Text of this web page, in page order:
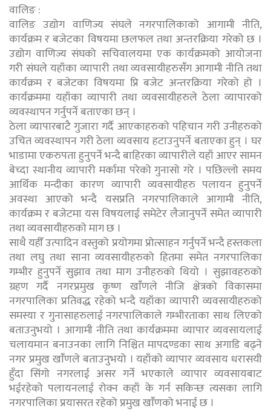
वालिङ :
वालिङ उद्योग वाणिज्य संघले नगरपालिकाको आगामी नीति,
कार्यक्रम र बजेटका विषयमा छलफल तथा अन्तरक्रिया गरेको छ ।
उद्योग वाणिज्य संघको सचिवालयमा एक कार्यक्रमको आयोजना
गरी संघले यहाँका व्यापारी तथा व्यवसायीहरुसंँग आगामी नीति तथा
कार्यक्रम र बजेटका विषयमा प्रि बजेट अन्तरक्रिया गरेको हो ।
कार्यक्रममा यहाँका व्यापारी तथा व्यवसायीहरुले ठेला व्यापारको
व्यवस्थापन गर्नुपर्ने बताएका छन् ।
ठेला व्यापारबाटै गुजारा गर्दै आएकाहरुको पहिचान गरी उनीहरुको
उचित व्यवस्थापन गरी ठेला व्यवसाय हटाउनुपर्ने बताएका हुन् । घर
भाडामा एकरुपता हुनुपर्ने भन्दै बाहिरका व्यापारीले यहाँ आएर सामन
बेच्दा स्थानीय व्यापारी मर्कामा परेको गुनासो गरे । पछिल्लो समय
आर्थिक मन्दीका कारण व्यापारी व्यवसायीहरु पलायन हुनुपर्ने
अवस्था आएको भन्दै यसप्रति नगरपालिकाले आगामी नीति,
कार्यक्रम र बजेटमा यस विषयलाई समेटेर लैजानुपर्ने समेत व्यापारी
तथा व्यवसायीहरुको माग छ ।
साथै यहीँ उत्पादिन वस्तुको प्रयोगमा प्रोत्साहन गर्नुपर्ने भन्दै हस्तकला
तथा लघु तथा साना व्यवसायीहरुको हितमा समेत नगरपालिका
गम्भीर हुनुपर्ने सुझाव तथा माग उनीहरुको थियो । सुझावहरुको
ग्रहण गर्दै नगरप्रमुख कृष्ण खांँणले नीजि क्षेत्रको विकासमा
नगरपालिका प्रतिवद्ध रहेको भन्दै यहाँका व्यापारी व्यवसायीहरुको
समस्या र गुनासाहरुलाई नगरपालिकाले गम्भीरताका साथ लिएको
बताउनुभयो । आगामी नीति तथा कार्यक्रममा व्यापार व्यवसायलाई
चलायमान बनाउनका लागि निश्चित मापदण्डका साथ अगाडि बढ्ने
नगर प्रमुख खांँणले बताउनुभयो । यहाँको व्यापार व्यवसाय धरासयी
हुँदा सिंगो नगरलाई असर गर्ने भएकाले व्यापार व्यवसायबाट
भईरहेको पलायनलाई रोक्न कहाँ के गर्न सकिन्छ त्यसका लागि
नगरपालिका प्रयासरत रहेको प्रमुख खांँणको भनाई छ ।